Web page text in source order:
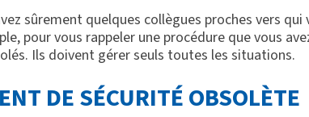
sûrement quelques collègues proches vers
pour vous rappeler une procédure que vous
Ils doivent gérer seuls toutes les situations.
DE SÉCURITÉ OBSOLÈTE